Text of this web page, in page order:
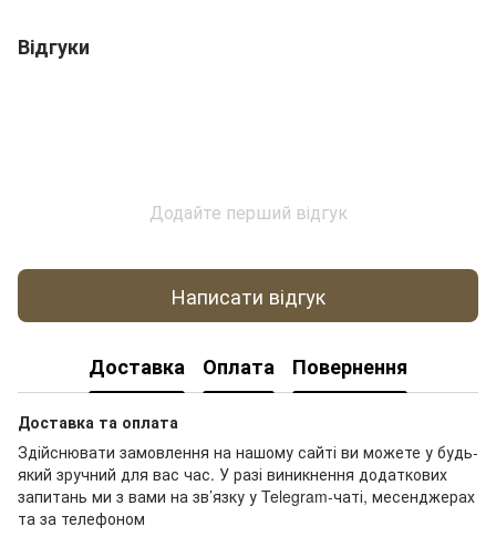
Відгуки
Додайте перший відгук
Написати відгук
Доставка Оплата Повернення
Доставка та оплата
Здійснювати замовлення на нашому сайті ви можете у будь-
який зручний для вас час. У разі виникнення додаткових
запитань ми з вами на зв’язку у Telegram-чаті, месенджерах
та за телефоном